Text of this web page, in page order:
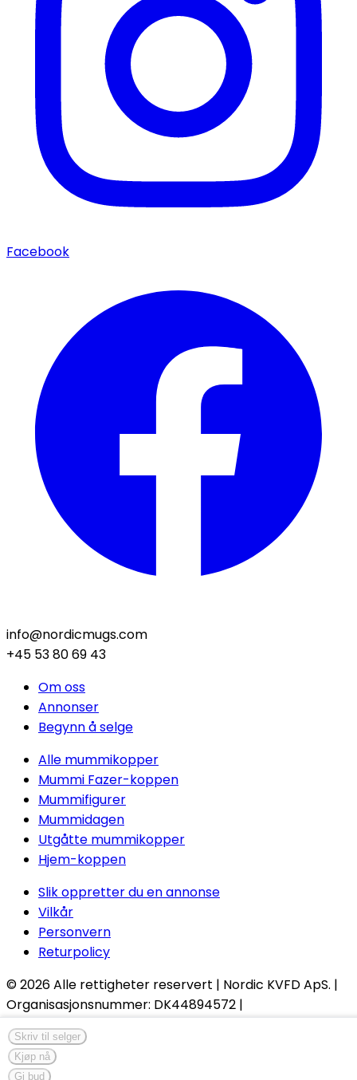
Skriv til selger
Kjøp nå
Gi bud
Facebook
info@nordicmugs.com
+45 53 80 69 43
Om oss
Annonser
Begynn å selge
Alle mummikopper
Mummi Fazer-koppen
Mummifigurer
Mummidagen
Utgåtte mummikopper
Hjem-koppen
Slik oppretter du en annonse
Vilkår
Personvern
Returpolicy
© 2026Alle rettigheter reservert | Nordic KVFD ApS. |
Organisasjonsnummer: DK44894572 |
info@nordicmugs.com | +45 53 80 69 43 | Rathsacksvej
4, 1862 Frederiksberg C,